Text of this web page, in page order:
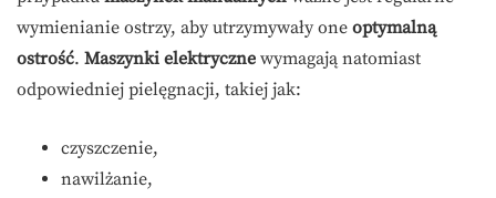
wymienianie ostrzy, aby utrzymywały one optymalną
ostrość. Maszynki elektryczne wymagają natomiast
odpowiedniej pielęgnacji, takiej jak:
czyszczenie,
nawilżanie,